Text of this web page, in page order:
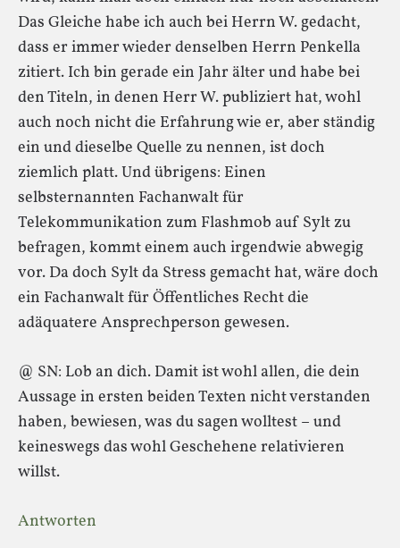
Das Gleiche habe ich auch bei Herrn W. gedacht,
dass er immer wieder denselben Herrn Penkella
zitiert. Ich bin gerade ein Jahr älter und habe bei
den Titeln, in denen Herr W. publiziert hat, wohl
auch noch nicht die Erfahrung wie er, aber ständig
ein und dieselbe Quelle zu nennen, ist doch
ziemlich platt. Und übrigens: Einen
selbsternannten Fachanwalt für
Telekommunikation zum Flashmob auf Sylt zu
befragen, kommt einem auch irgendwie abwegig
vor. Da doch Sylt da Stress gemacht hat, wäre doch
ein Fachanwalt für Öffentliches Recht die
adäquatere Ansprechperson gewesen.
@ SN: Lob an dich. Damit ist wohl allen, die dein
Aussage in ersten beiden Texten nicht verstanden
haben, bewiesen, was du sagen wolltest – und
keineswegs das wohl Geschehene relativieren
willst.
Antworten